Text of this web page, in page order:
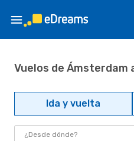
Vuelos de Ámsterdam
Ida y vuelta
¿Desde dónde?